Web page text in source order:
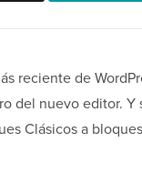
reciente de
del nuevo editor.
Clásicos a